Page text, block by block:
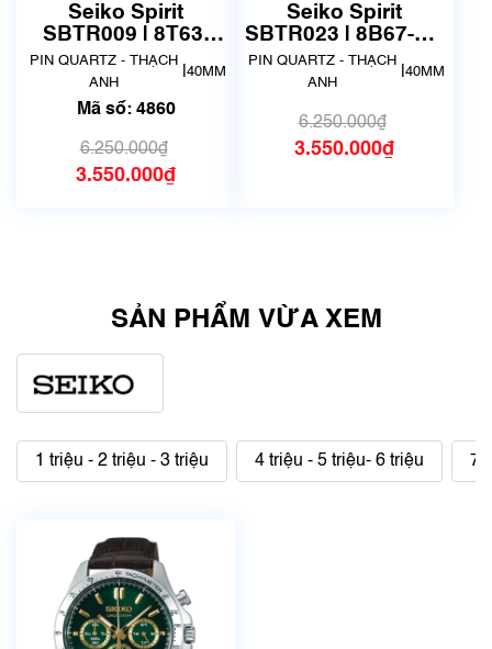
chưa qua sử dụng)
Seiko Spirit
SBTR009 | 8T63-
00D0 | Size 40.5mm
| Mã số 4860
PIN QUARTZ - THẠCH
ANH
40MM
Mã số: 4860
6.250.000₫
3.550.000₫
bày, thanh lý)
Seiko Spirit
SBTR023 | 8B67-00-
C0 | Size 40.5mm |
Mã số 4887
PIN QUARTZ - THẠCH
ANH
40MM
6.250.000₫
3.550.000₫
SẢN PHẨM VỪA XEM
1 triệu - 2 triệu - 3 triệu 4 triệu - 5 triệu- 6 triệu 7